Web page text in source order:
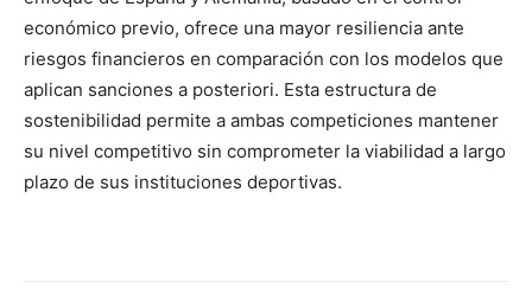
económico previo, ofrece una mayor resiliencia ante
riesgos financieros en comparación con los modelos que
aplican sanciones a posteriori. Esta estructura de
sostenibilidad permite a ambas competiciones mantener
su nivel competitivo sin comprometer la viabilidad a largo
plazo de sus instituciones deportivas.